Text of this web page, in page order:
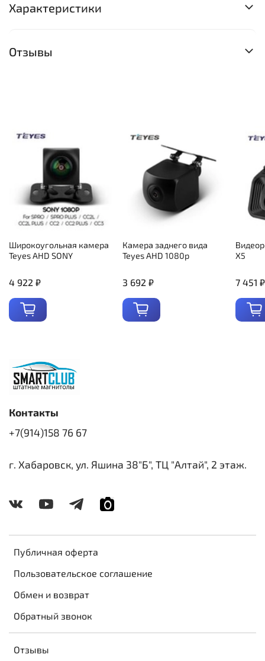
Характеристики
Отзывы
Широкоугольная камера
Teyes AHD SONY
4 922 ₽
Камера заднего вида
Teyes AHD 1080p
3 692 ₽
X5
7 451 ₽
Публичная оферта
Пользовательское соглашение
Обмен и возврат
Обратный звонок
Отзывы
Контакты
+7(914)158 76 67
г. Хабаровск, ул. Яшина 38"Б", ТЦ "Алтай", 2 этаж.